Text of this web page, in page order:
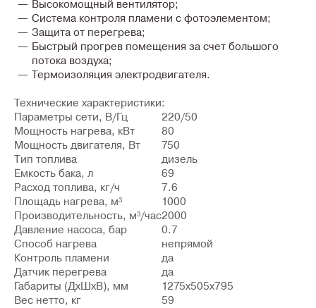
Высокомощный вентилятор;
Система контроля пламени с фотоэлементом;
Защита от перегрева;
Быстрый прогрев помещения за счет большого
потока воздуха;
Термоизоляция электродвигателя.
Технические характеристики:
Параметры сети, В/Гц
220/50
Мощность нагрева, кВт
80
Мощность двигателя, Вт
750
Тип топлива
дизель
Емкость бака, л
69
Расход топлива, кг/ч
7.6
Площадь нагрева, м³
1000
Производительность, м³/час2000
Давление насоса, бар
0.7
Способ нагрева
непрямой
Контроль пламени
да
Датчик перегрева
да
Габариты (ДxШxВ), мм
1275x505x795
Вес нетто, кг
59